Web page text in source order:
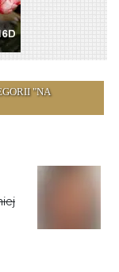
"NA